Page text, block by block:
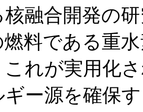
核融合開発の
料である重
これが実用化
ギー源を確保